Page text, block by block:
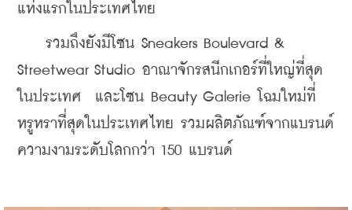
แห่งแรกในประเทศไทย
รวมถึงยังมีโซน Sneakers Boulevard &
Streetwear Studio อาณาจักรสนีกเกอร์ที่ใหญ่ที่สุด
ในประเทศ  และโซน Beauty Galerie โฉมใหม่ที่
หรูหราที่สุดในประเทศไทย รวมผลิตภัณฑ์จากแบรนด์
ความงามระดับโลกกว่า 150 แบรนด์